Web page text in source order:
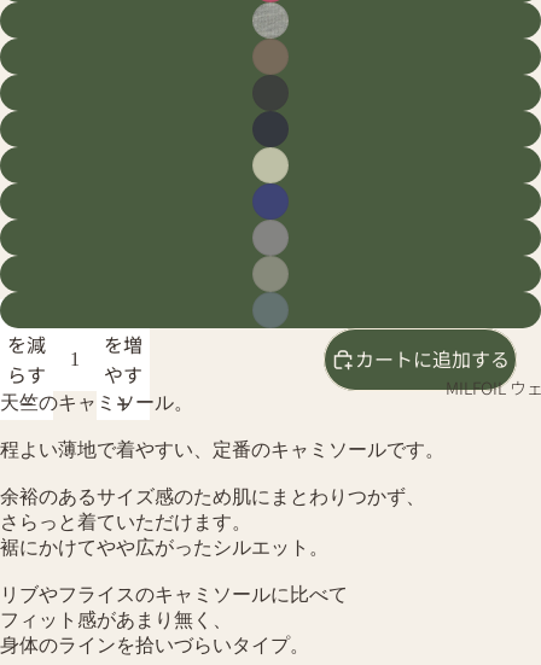
MILFOIL ウ
を減
らす
を増
やす
カートに追加する
天竺のキャミソール。
程よい薄地で着やすい、定番のキャミソールです。
余裕のあるサイズ感のため肌にまとわりつかず、
さらっと着ていただけます。
裾にかけてやや広がったシルエット。
リブやフライスのキャミソールに比べて
フィット感があまり無く、
身体のラインを拾いづらいタイプ。